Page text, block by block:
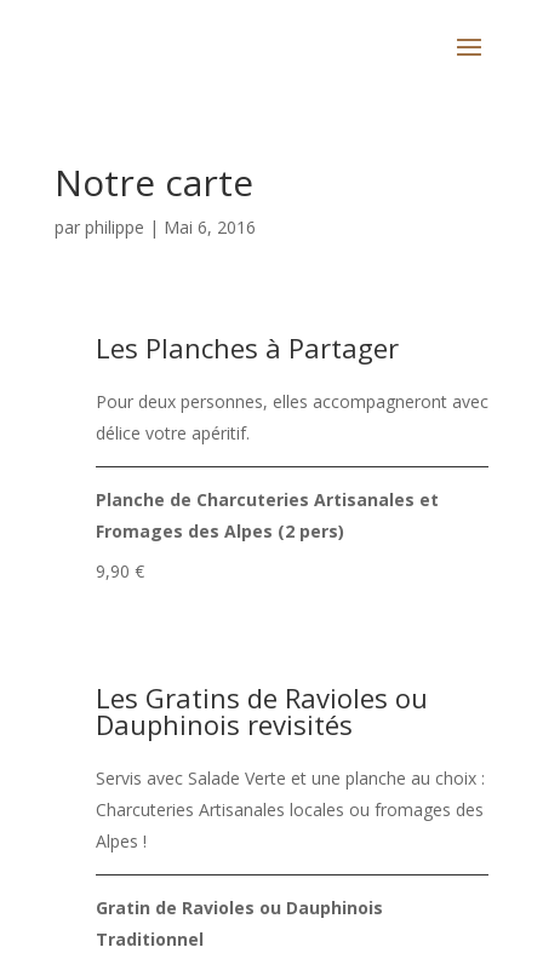
Notre carte
par philippe | Mai 6, 2016
Les Planches à Partager
Pour deux personnes, elles accompagneront avec
délice votre apéritif.
Planche de Charcuteries Artisanales et
Fromages des Alpes (2 pers)
9,90 €
Les Gratins de Ravioles ou
Dauphinois revisités
Servis avec Salade Verte et une planche au choix :
Charcuteries Artisanales locales ou fromages des
Alpes !
Gratin de Ravioles ou Dauphinois
Traditionnel